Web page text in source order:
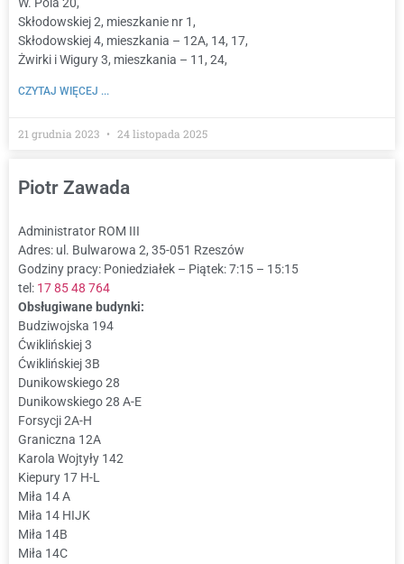
W. Pola 20,
Skłodowskiej 2, mieszkanie nr 1,
Skłodowskiej 4, mieszkania – 12A, 14, 17,
Żwirki i Wigury 3, mieszkania – 11, 24,
CZYTAJ WIĘCEJ ...
21 grudnia 2023 24 listopada 2025
Piotr Zawada
Administrator ROM III
Adres: ul. Bulwarowa 2, 35-051 Rzeszów
Godziny pracy: Poniedziałek – Piątek: 7:15 – 15:15
tel: 17 85 48 764
Obsługiwane budynki:
Budziwojska 194
Ćwiklińskiej 3
Ćwiklińskiej 3B
Dunikowskiego 28
Dunikowskiego 28 A-E
Forsycji 2A-H
Graniczna 12A
Karola Wojtyły 142
Kiepury 17 H-L
Miła 14 A
Miła 14 HIJK
Miła 14B
Miła 14C